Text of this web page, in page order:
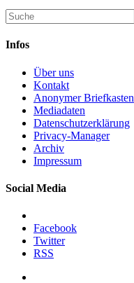
Infos
Über uns
Kontakt
Anonymer Briefkasten
Mediadaten
Datenschutzerklärung
Privacy-Manager
Archiv
Impressum
Social Media
Facebook
Twitter
RSS